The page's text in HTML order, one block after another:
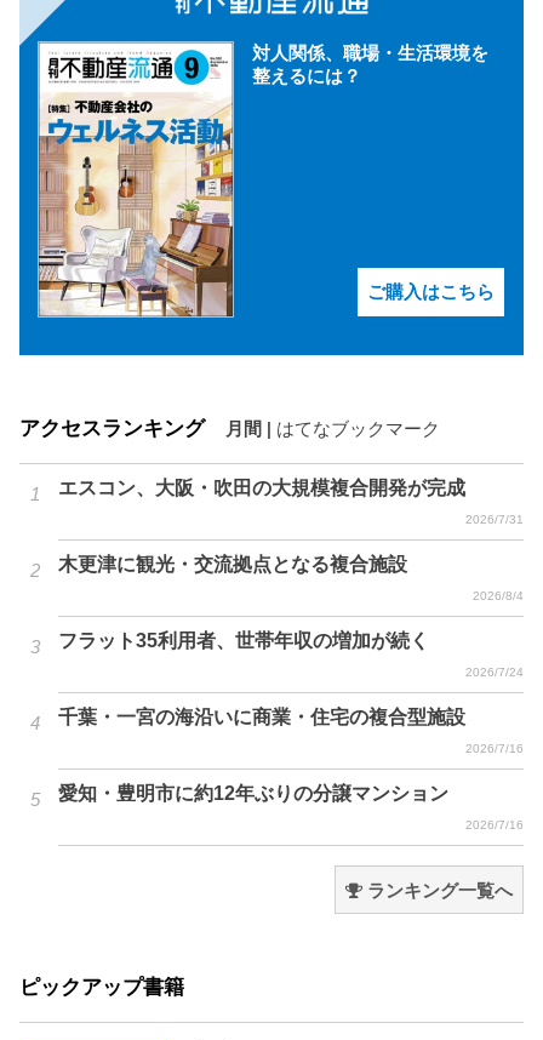
対人関係、職場・生活環境を
整えるには？
ご購入はこちら
アクセスランキング 月間 | はてなブックマーク
エスコン、大阪・吹田の大規模複合開発が完成
2026/7/31
木更津に観光・交流拠点となる複合施設
2026/8/4
フラット35利用者、世帯年収の増加が続く
2026/7/24
千葉・一宮の海沿いに商業・住宅の複合型施設
2026/7/16
愛知・豊明市に約12年ぶりの分譲マンション
2026/7/16
ランキング一覧へ
ピックアップ書籍